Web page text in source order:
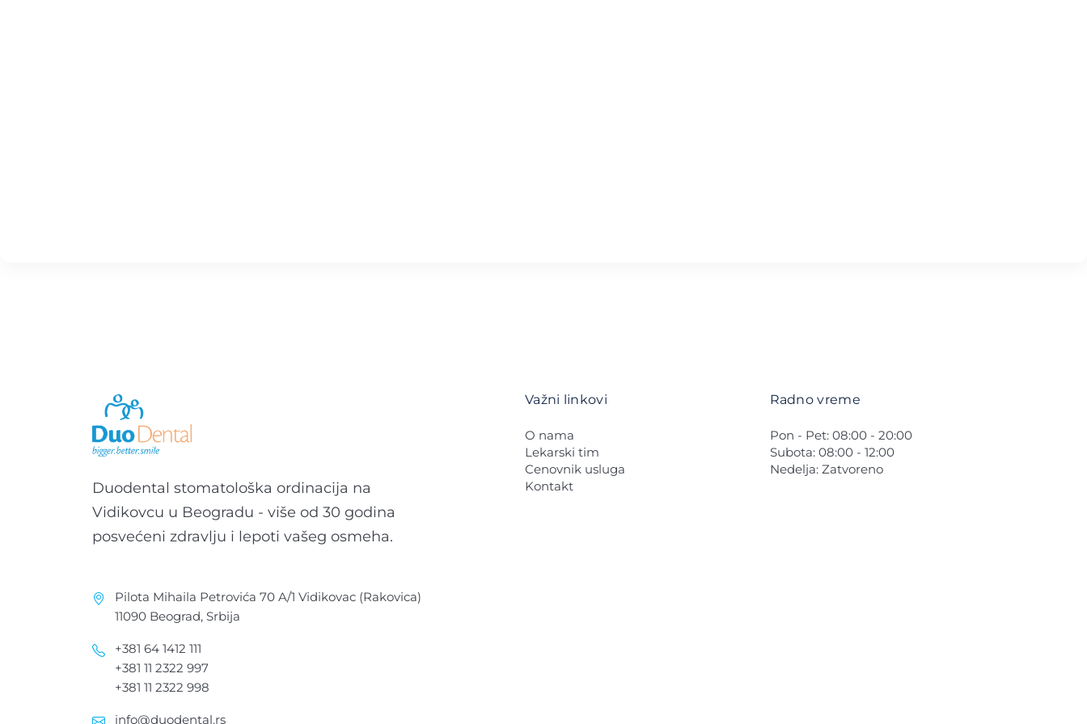
Duodental stomatološka ordinacija na
Vidikovcu u Beogradu - više od 30 godina
posvećeni zdravlju i lepoti vašeg osmeha.
Pilota Mihaila Petrovića 70 A/1 Vidikovac (Rakovica)
11090 Beograd, Srbija
+381 64 1412 111
+381 11 2322 997
+381 11 2322 998
info@duodental.rs
Važni linkovi
O nama
Lekarski tim
Cenovnik usluga
Kontakt
Radno vreme
Pon - Pet: 08:00 - 20:00
Subota: 08:00 - 12:00
Nedelja: Zatvoreno